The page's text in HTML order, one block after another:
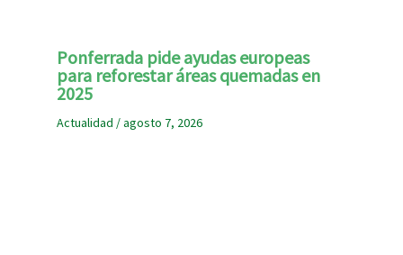
Ponferrada pide ayudas europeas
para reforestar áreas quemadas en
2025
Actualidad /agosto 7, 2026